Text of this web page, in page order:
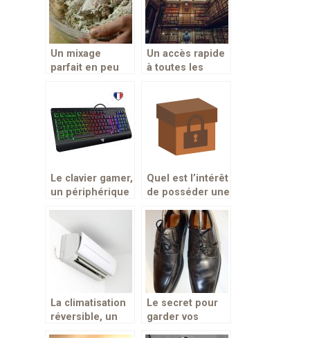
Un mixage
parfait en peu
professionnel
Un accès rapide
à toutes les
Le clavier gamer,
un périphérique
jeux vidéos
Quel est l’intérêt
de posséder une
La climatisation
réversible, un
Le secret pour
garder vos